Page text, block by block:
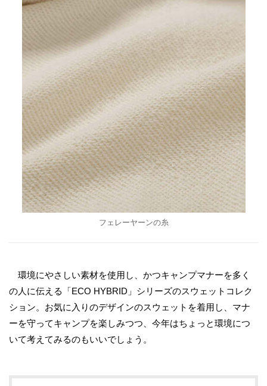
フェレーヤーンの糸
環境にやさしい素材を使用し、かつキャンプマナーを多く
の人に伝える「ECO HYBRID」シリーズのスウェットコレク
ション。お気に入りのデザインのスウェットを着用し、マナ
ーを守ってキャンプを楽しみつつ、今年はちょっと環境につ
いて考えてみるのもいいでしょう。